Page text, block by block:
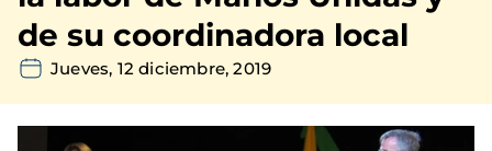
de su coordinadora local
Jueves, 12 diciembre, 2019